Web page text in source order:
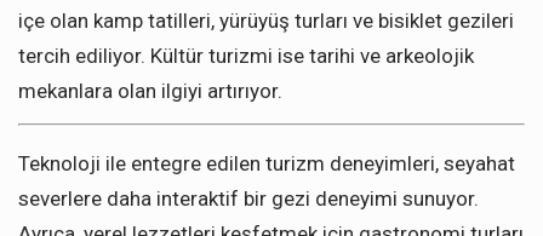
içe olan kamp tatilleri, yürüyüş turları ve bisiklet gezileri
tercih ediliyor. Kültür turizmi ise tarihi ve arkeolojik
mekanlara olan ilgiyi artırıyor.
Teknoloji ile entegre edilen turizm deneyimleri, seyahat
severlere daha interaktif bir gezi deneyimi sunuyor.